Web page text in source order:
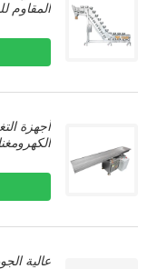
المقاوم للصدأ
أجهزة التغذية
الاهتزازية سلة